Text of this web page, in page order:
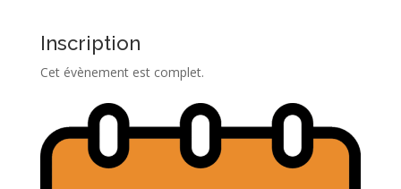
Inscription
Cet évènement est complet.